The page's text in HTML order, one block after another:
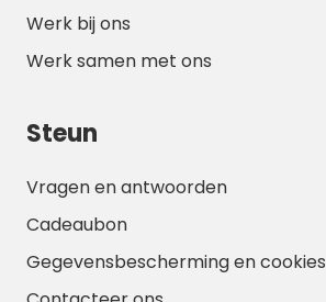
Werk bij ons
Werk samen met ons
Steun
Vragen en antwoorden
Cadeaubon
Gegevensbescherming en cookies